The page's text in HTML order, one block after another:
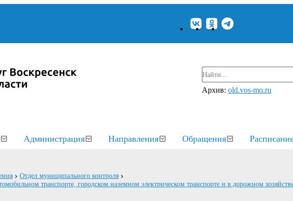
Архив: old.vos-mo.ru
Администрация Направления Обращения
Отдел муниципального контроля
транспорте, городском наземном электрическом транспорте и в дорожном